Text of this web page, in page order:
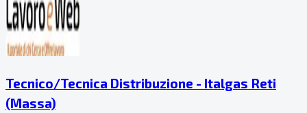
Tecnico/Tecnica Distribuzione - Italgas Reti
(Massa)